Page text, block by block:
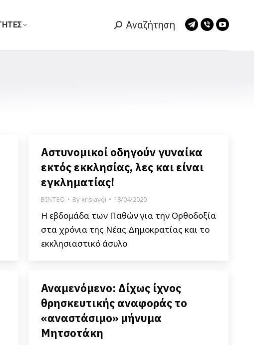
Search:
Αναζήτηση
Telegram
Viber
Αστυνομικοί οδηγούν γυναίκα
εκτός εκκλησίας, λες και είναι
εγκληματίας!
ΒΙΝΤΕΟ Byxrisiavgi 18/04/2020
Η εβδομάδα των Παθών για την Ορθοδοξία
στα χρόνια της Νέας Δημοκρατίας και το
εκκλησιαστικό άσυλο
Αναμενόμενο: Δίχως ίχνος
θρησκευτικής αναφοράς το
«αναστάσιμο» μήνυμα
Μητσοτάκη